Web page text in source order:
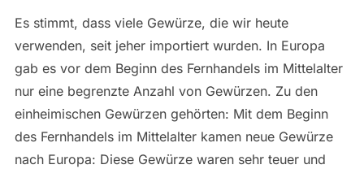
Es stimmt, dass viele Gewürze, die wir heute
verwenden, seit jeher importiert wurden. In Europa
gab es vor dem Beginn des Fernhandels im Mittelalter
nur eine begrenzte Anzahl von Gewürzen. Zu den
einheimischen Gewürzen gehörten: Mit dem Beginn
des Fernhandels im Mittelalter kamen neue Gewürze
nach Europa: Diese Gewürze waren sehr teuer und